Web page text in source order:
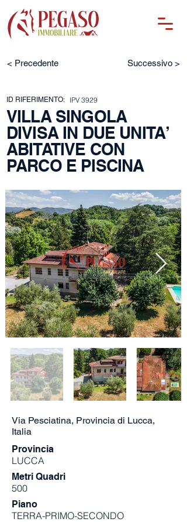
< Precedente Successivo >
ID RIFERIMENTO: IPV 3929
VILLA SINGOLA
DIVISA IN DUE UNITA’
ABITATIVE CON
PARCO E PISCINA
Via Pesciatina, Provincia di Lucca,
Italia
Provincia
LUCCA
Metri Quadri
500
Piano
TERRA-PRIMO-SECONDO